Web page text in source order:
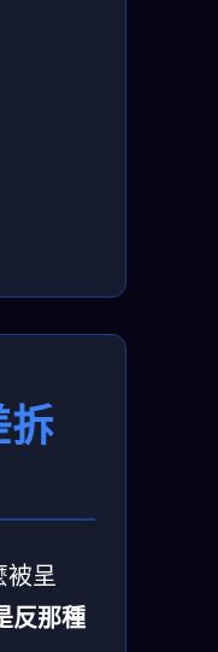
拆
呈
反那種